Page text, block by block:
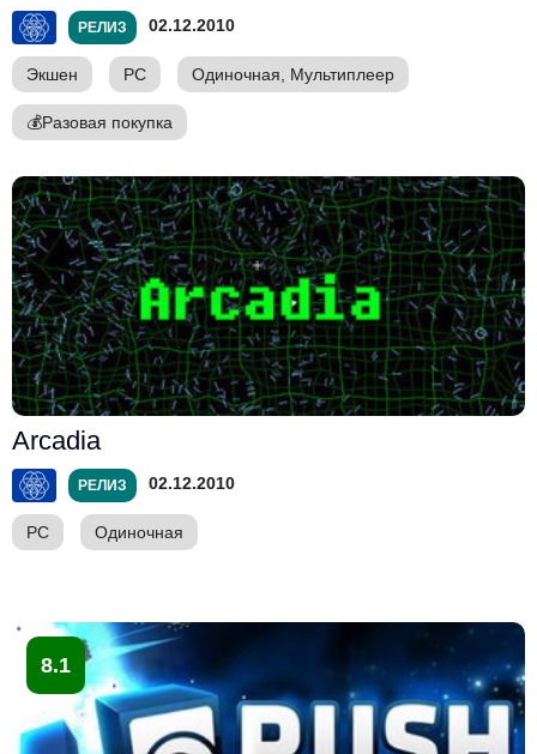
РЕЛИЗ 02.12.2010
Экшен PC Одиночная, Мультиплеер
💰Разовая покупка
Arcadia
РЕЛИЗ 02.12.2010
PC Одиночная
8.1